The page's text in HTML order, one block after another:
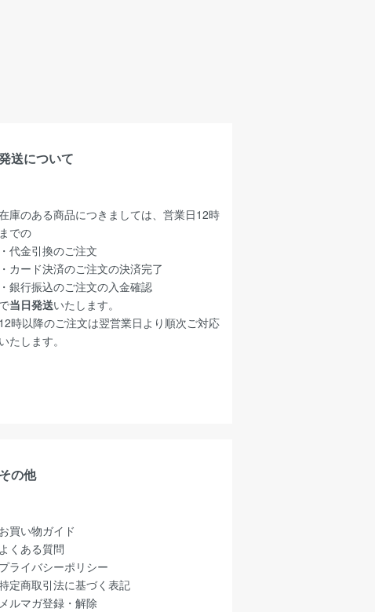
送について
庫のある商品につきましては、営業日12時
までの
・代金引換のご注文
・カード決済のご注文の決済完了
・銀行振込のご注文の入金確認
で当日発送いたします。
12時以降のご注文は翌営業日より順次ご対応
いたします。
その他
お買い物ガイド
よくある質問
プライバシーポリシー
定商取引法に基づく表記
メルマガ登録・解除